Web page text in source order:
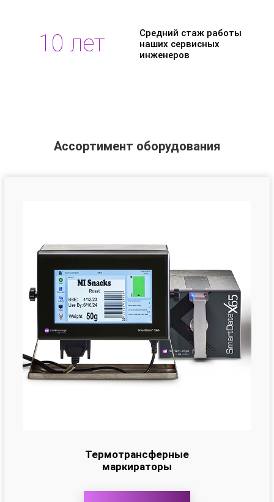
10 лет
Средний стаж работы
наших сервисных
инженеров
Ассортимент оборудования
Термотрансферные
маркираторы